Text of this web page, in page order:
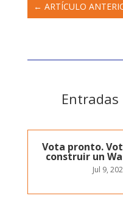
← ARTÍCULO
Vota pronto.
construir un
Jul 9,